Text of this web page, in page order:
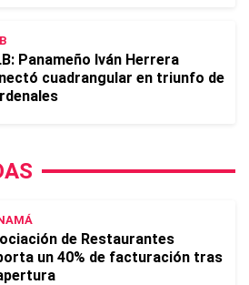
Panameño Iván Herrera
cuadrangular en triunfo de
de Restaurantes
un 40% de facturación tras